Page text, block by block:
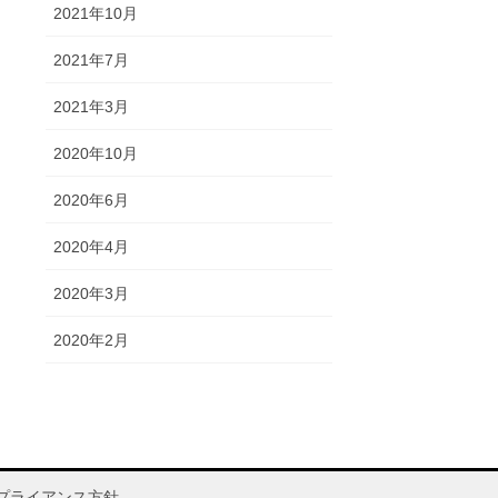
2021年10月
2021年7月
2021年3月
2020年10月
2020年6月
2020年4月
2020年3月
2020年2月